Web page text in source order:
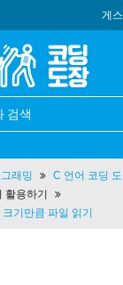
게
래밍
C 언어 코딩
용하기
기만큼 파일 읽기